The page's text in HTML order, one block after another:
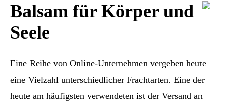
Balsam für Körper und
Seele
Eine Reihe von Online-Unternehmen vergeben heute
eine Vielzahl unterschiedlicher Frachtarten. Eine der
heute am häufigsten verwendeten ist der Versand an